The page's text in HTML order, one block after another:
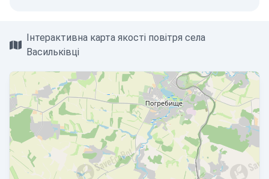
Інтерактивна карта якості повітря села
Васильківці